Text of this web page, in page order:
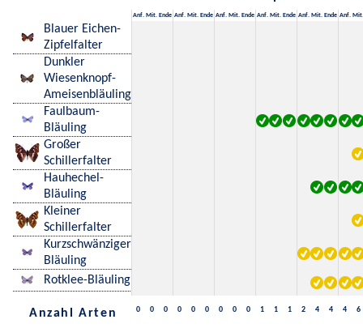
Anf. Mit. Ende Anf. Mit. Ende Anf. Mit. Ende Anf. Mit. Ende Anf. Mit. Ende Anf. Mit.
Blauer Eichen-
Zipfelfalter
Dunkler
Wiesenknopf-
Ameisenbläuling
Faulbaum-
Bläuling
Großer
Schillerfalter
Hauhechel-
Bläuling
Kleiner
Schillerfalter
Kurzschwänziger
Bläuling
Rotklee-Bläuling
Anzahl Arten 0 0 0 0 0 0 0 0 0 1 1 1 2 4 4 4 6